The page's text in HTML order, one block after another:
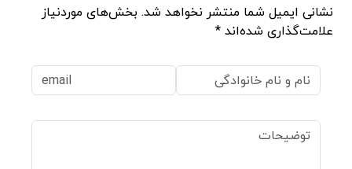
نشانی ایمیل شما منتشر نخواهد شد. بخش‌های موردنیاز
علامت‌گذاری شده‌اند *